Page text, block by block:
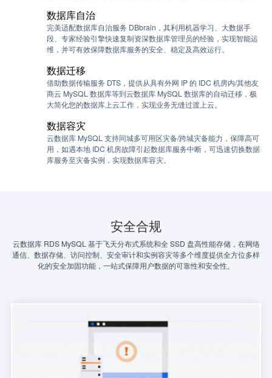
数据库自治
完美适配数据库自治服务 DBbrain，其利用机器学习、大数据手
段、专家经验引擎快速复制资深数据库管理员的经验，实现智能运
维，并可有效保障数据库服务的安全、稳定及高效运行。
数据迁移
借助数据传输服务 DTS，提供从具有外网 IP 的 IDC 机房内/其他友
商云 MySQL 数据库等到云数据库 MySQL 数据库的自动迁移，极
大简化您的数据库上云工作，实现业务无缝过渡上云。
数据容灾
云数据库 MySQL 支持同城多可用区灾备/跨城灾备能力，保障高可
用，如遇本地 IDC 机房故障引起数据库服务中断，可迅速切换数据
库服务至灾备实例，实现数据库容灾。
安全合规
云数据库 RDS MySQL 基于飞天分布式系统和全 SSD 盘高性能存储，在网络
通信、数据存储、访问控制、安全审计和实例容灾等多个维度提供全方位多样
化的安全加固功能，一站式保障用户数据的可靠性和安全性。